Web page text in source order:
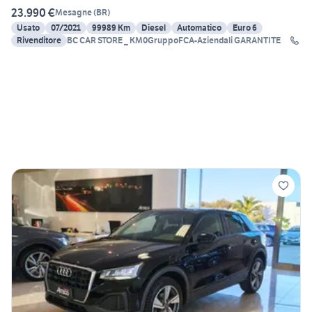
23.990 €Mesagne(BR)
Usato
07/2021 99989 Km Diesel Automatico
Euro 6
Rivenditore BC CAR STORE _ KM0GruppoFCA-Aziendali GARANTITE